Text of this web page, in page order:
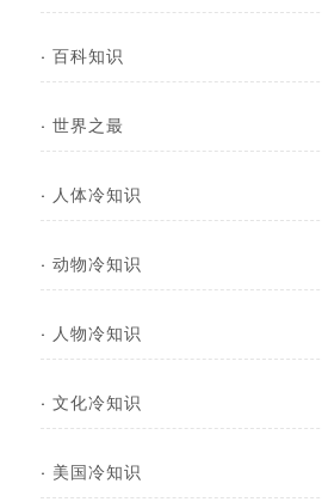
· 百科知识
· 世界之最
· 人体冷知识
· 动物冷知识
· 人物冷知识
· 文化冷知识
· 美国冷知识